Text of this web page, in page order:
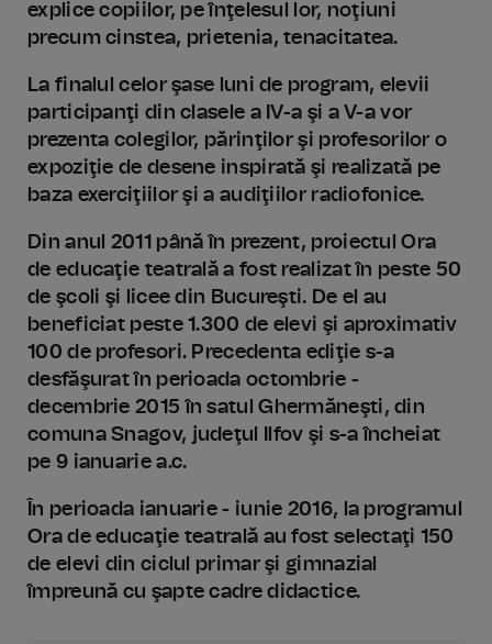
explice copiilor, pe înţelesul lor, noţiuni
precum cinstea, prietenia, tenacitatea.
La finalul celor şase luni de program, elevii
participanţi din clasele a IV-a şi a V-a vor
prezenta colegilor, părinţilor şi profesorilor o
expoziţie de desene inspirată şi realizată pe
baza exerciţiilor şi a audiţiilor radiofonice.
Din anul 2011 până în prezent, proiectul Ora
de educaţie teatrală a fost realizat în peste 50
de şcoli şi licee din Bucureşti. De el au
beneficiat peste 1.300 de elevi şi aproximativ
100 de profesori. Precedenta ediţie s-a
desfăşurat în perioada octombrie -
decembrie 2015 în satul Ghermăneşti, din
comuna Snagov, judeţul Ilfov şi s-a încheiat
pe 9 ianuarie a.c.
În perioada ianuarie - iunie 2016, la programul
Ora de educaţie teatrală au fost selectaţi 150
de elevi din ciclul primar şi gimnazial
împreună cu şapte cadre didactice.